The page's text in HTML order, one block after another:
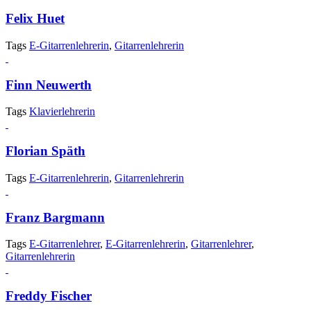
Felix Huet
Tags E-Gitarrenlehrerin, Gitarrenlehrerin
Finn Neuwerth
Tags Klavierlehrerin
Florian Späth
Tags E-Gitarrenlehrerin, Gitarrenlehrerin
Franz Bargmann
Tags E-Gitarrenlehrer, E-Gitarrenlehrerin, Gitarrenlehrer,
Gitarrenlehrerin
Freddy Fischer